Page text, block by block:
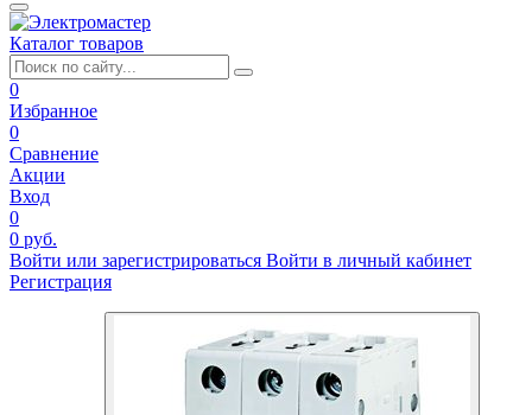
Каталог товаров
0
Избранное
0
Сравнение
Акции
Вход
0
0 руб.
Войти или зарегистрироваться Войти в личный кабинет
Регистрация